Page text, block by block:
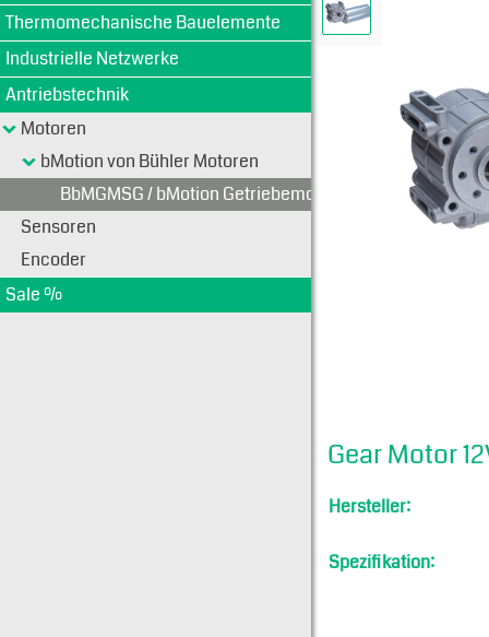
Thermomechanische Bauelemente
Industrielle Netzwerke
Antriebstechnik
Motoren
bMotion von Bühler Motoren
BbMGMSG / bMotion Getriebemotoren mit
Sensoren
Encoder
Sale %
Gear Motor
Hersteller:
Spezifikation: